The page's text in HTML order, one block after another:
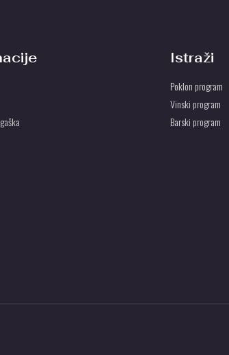
Istraži
Poklon program
Vinski program
Barski program